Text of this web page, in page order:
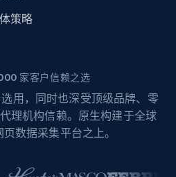
策略
家客户信赖之选
用，同时也深受顶级品牌、零
理机构信赖。原生构建于全球
数据采集平台之上。